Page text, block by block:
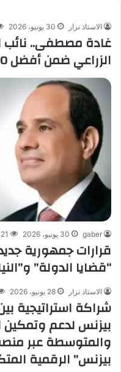
الاستاذ نزار 30 يونيو، 2026
غادة مصطفى.. نائب
الزراعي ضمن أفضل 50 سيدة تأثيرًا في مصر
gaber 30 يونيو، 2026
قرارات جمهورية
“قضايا الدولة”
الاستاذ نزار 28 يونيو، 2026
شراكة استراتيجية
بيزنس لدعم وتمكين
والمتوسطة عبر
بيزنس” الرقمية